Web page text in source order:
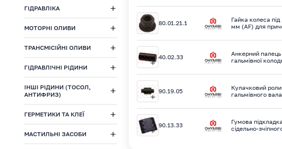
ГІДРАВЛІКА
МОТОРНІ ОЛИВИ
ТРАНСМІСІЙНІ ОЛИВИ
ГІДРАВЛІЧНІ РІДИНИ
ІНШІ РІДИНИ (ТОСОЛ,
АНТИФРИЗ)
ГЕРМЕТИКИ ТА КЛЕЇ
МАСТИЛЬНІ ЗАСОБИ
80.01.21.1
Гайка колеса
мм (AF) для
RENAULT,
40.02.33
Анкерний палець
гальмівної
90.19.05
Кулачковий
гальмівного
90.13.33
Гумова підкладка
сідельно-